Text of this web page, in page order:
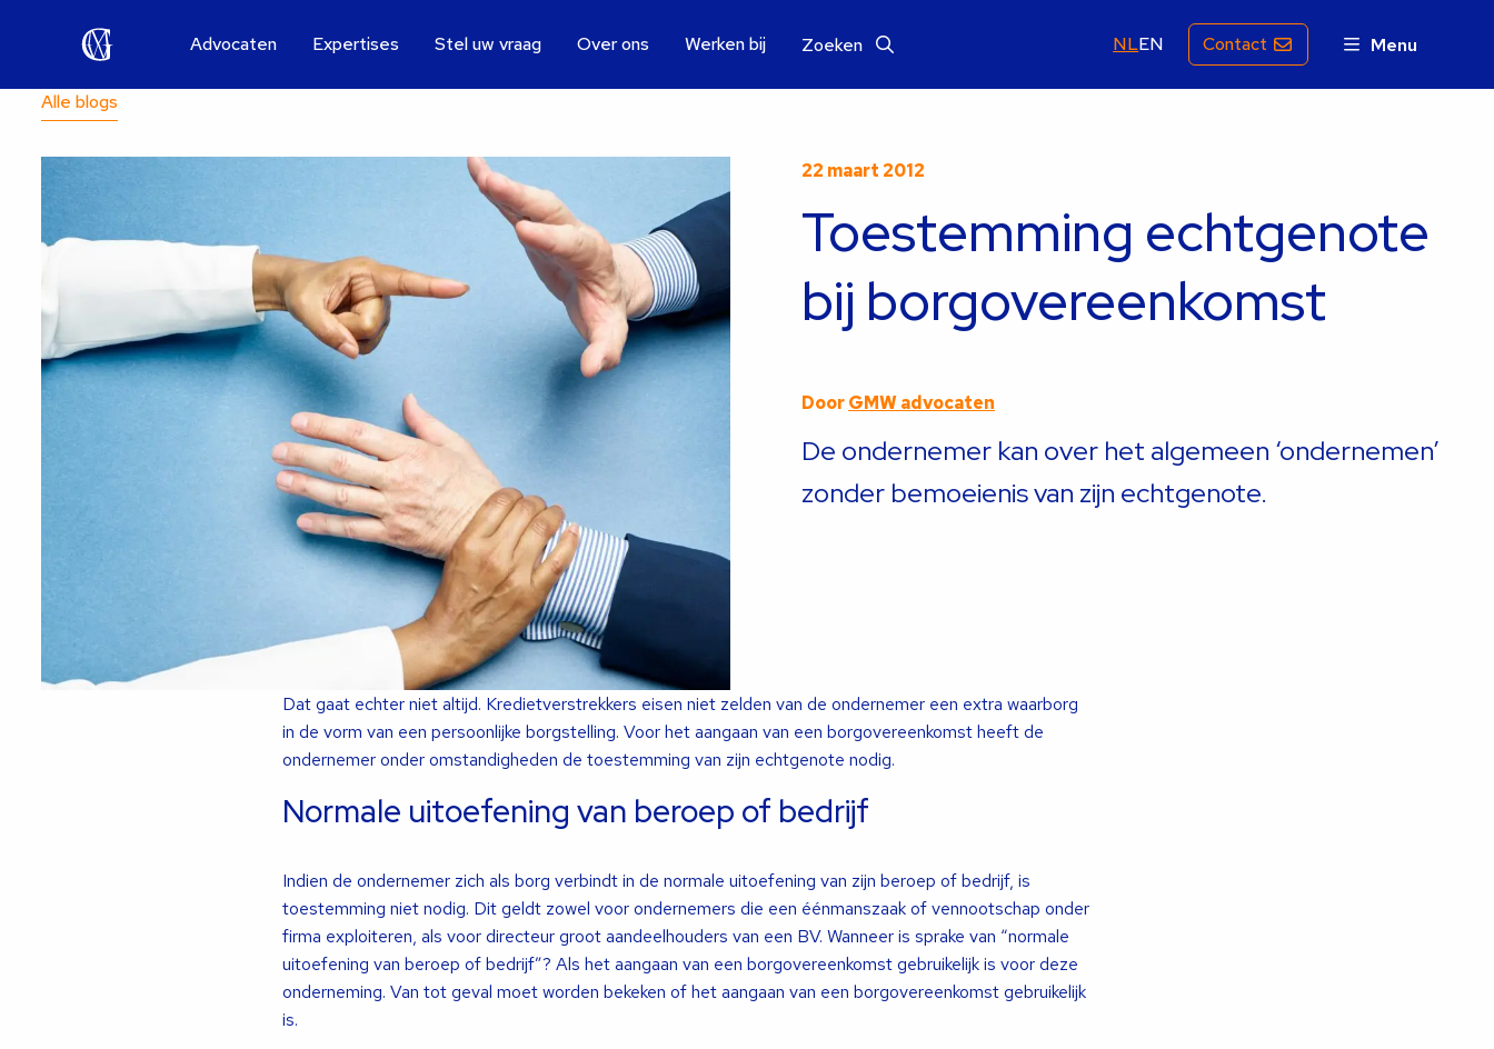
Advocaten Expertises Stel uw vraag Over ons Werken bij Zoeken NLEN Contact Menu
Alle blogs
22 maart 2012
Toestemming echtgenote
bij borgovereenkomst
DoorGMW advocaten
De ondernemer kan over het algemeen ‘ondernemen’
zonder bemoeienis van zijn echtgenote.
Dat gaat echter niet altijd. Kredietverstrekkers eisen niet zelden van de ondernemer een extra waarborg
in de vorm van een persoonlijke borgstelling. Voor het aangaan van een borgovereenkomst heeft de
ondernemer onder omstandigheden de toestemming van zijn echtgenote nodig.
Normale uitoefening van beroep of bedrijf
Indien de ondernemer zich als borg verbindt in de normale uitoefening van zijn beroep of bedrijf, is
toestemming niet nodig. Dit geldt zowel voor ondernemers die een éénmanszaak of vennootschap onder
firma exploiteren, als voor directeur groot aandeelhouders van een BV. Wanneer is sprake van “normale
uitoefening van beroep of bedrijf”? Als het aangaan van een borgovereenkomst gebruikelijk is voor deze
onderneming. Van tot geval moet worden bekeken of het aangaan van een borgovereenkomst gebruikelijk
is.